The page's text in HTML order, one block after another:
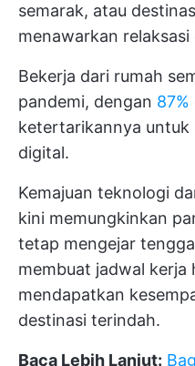
semarak, atau
menawarkan
Bekerja dari rumah
pandemi, dengan 87%
ketertarikannya untuk
digital.
Kemajuan teknologi
kini memungkinkan
tetap mengejar
membuat jadwal kerja
mendapatkan
destinasi terindah.
Baca Lebih Lanjut: